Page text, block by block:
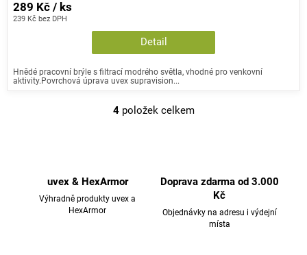
239 Kč bez DPH
289 Kč / ks
Detail
Hnědé pracovní brýle s filtrací modrého světla, vhodné pro venkovní
aktivity.Povrchová úprava uvex supravision...
O
4položek celkem
uvex & HexArmor
Výhradně produkty uvex a
HexArmor
Doprava zdarma od 3.000
Kč
Objednávky na adresu i výdejní
místa